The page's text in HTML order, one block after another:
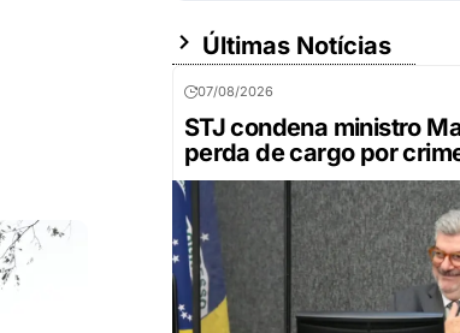
Últimas Notícias
07/08/2026
STJ condena ministro
perda de cargo por